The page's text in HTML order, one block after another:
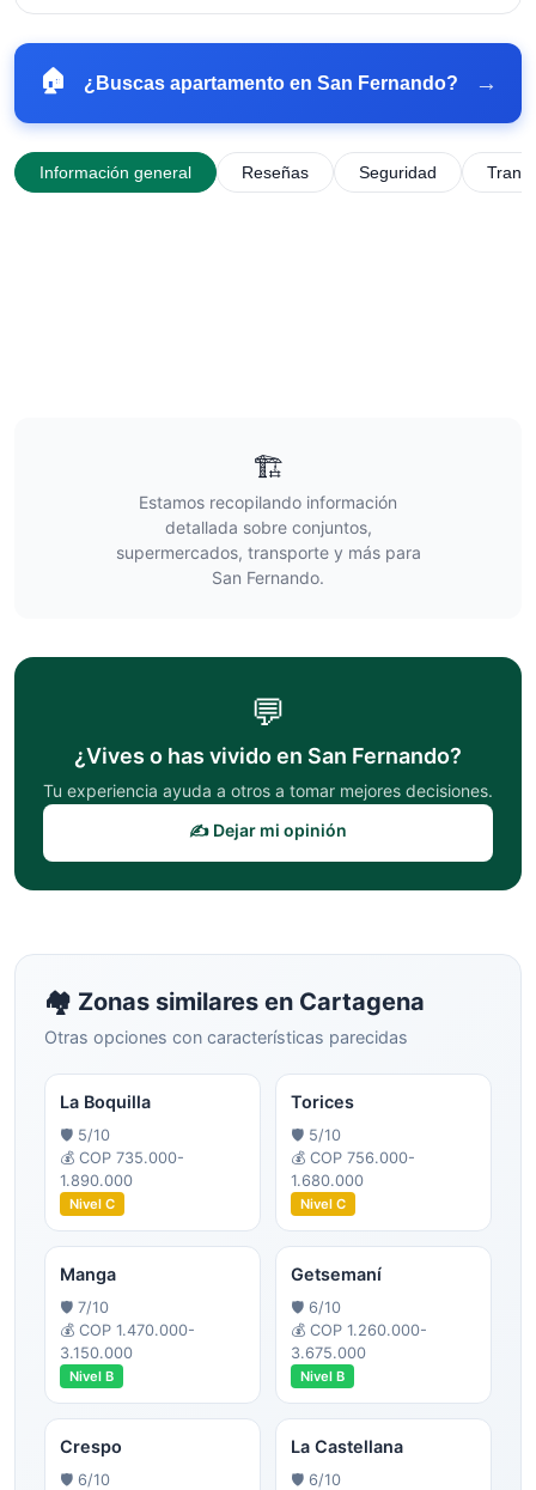
🏠 ¿Buscas apartamento en San Fernando? →
Información general Reseñas Seguridad
🏗️
Estamos recopilando información
detallada sobre conjuntos,
supermercados, transporte y más para
San Fernando.
💬
¿Vives o has vivido en San Fernando?
Tu experiencia ayuda a otros a tomar mejores decisiones.
✍️ Dejar mi opinión
🏘️ Zonas similares en Cartagena
Otras opciones con características parecidas
La Boquilla
🛡️ 5/10
💰 COP 735.000-
1.890.000
Nivel C
Torices
🛡️ 5/10
💰 COP 756.000-
1.680.000
Nivel C
Manga
🛡️ 7/10
💰 COP 1.470.000-
3.150.000
Nivel B
Getsemaní
🛡️ 6/10
💰 COP 1.260.000-
3.675.000
Nivel B
Crespo
🛡️ 6/10
La Castellana
🛡️ 6/10